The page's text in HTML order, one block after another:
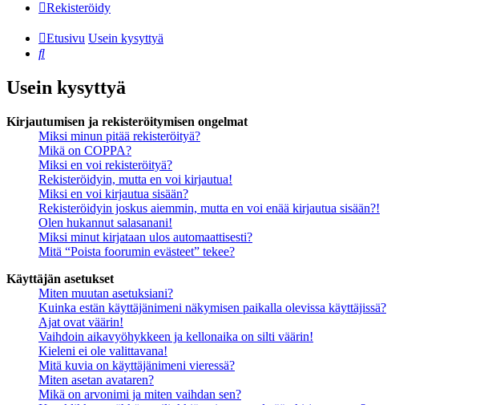
Rekisteröidy
Etusivu Usein kysyttyä
Etsi
Usein kysyttyä
Kirjautumisen ja rekisteröitymisen ongelmat
Miksi minun pitää rekisteröityä?
Mikä on COPPA?
Miksi en voi rekisteröityä?
Rekisteröidyin, mutta en voi kirjautua!
Miksi en voi kirjautua sisään?
Rekisteröidyin joskus aiemmin, mutta en voi enää kirjautua sisään?!
Olen hukannut salasanani!
Miksi minut kirjataan ulos automaattisesti?
Mitä “Poista foorumin evästeet” tekee?
Käyttäjän asetukset
Miten muutan asetuksiani?
Kuinka estän käyttäjänimeni näkymisen paikalla olevissa käyttäjissä?
Ajat ovat väärin!
Vaihdoin aikavyöhykkeen ja kellonaika on silti väärin!
Kieleni ei ole valittavana!
Mitä kuvia on käyttäjänimeni vieressä?
Miten asetan avataren?
Mikä on arvonimi ja miten vaihdan sen?